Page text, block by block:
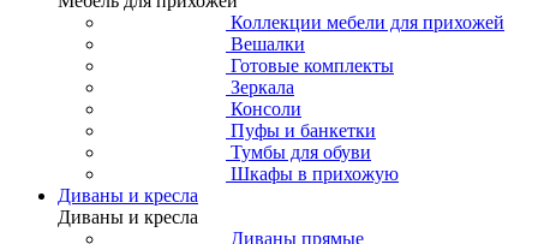
Коллекции мебели для прихожей
Вешалки
Готовые комплекты
Зеркала
Консоли
Пуфы и банкетки
Тумбы для обуви
Шкафы в прихожую
Диваны и кресла
Диваны и кресла
Диваны прямые